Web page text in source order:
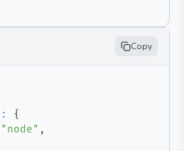
Copy
:
{
"node" ,